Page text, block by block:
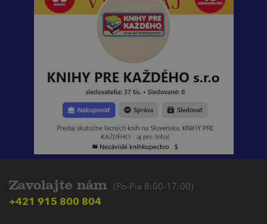
Zavolajte nám (Po-Pia 8:00-17:00)
+421 915 800 804